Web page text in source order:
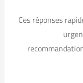
Ces réponses